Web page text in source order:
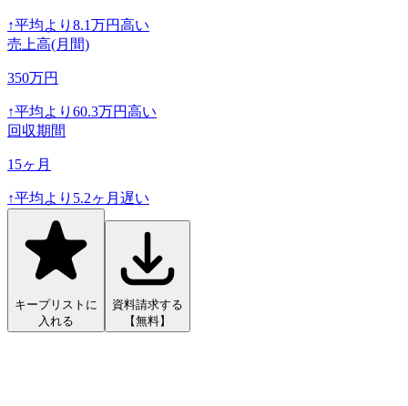
↑平均より 8.1万円高い
売上高(月間)
350万円
↑平均より 60.3万円高い
回収期間
15ヶ月
↑平均より 5.2ヶ月遅い
キープリストに
入れる
資料請求する
【無料】